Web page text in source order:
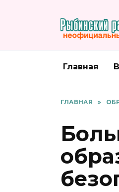
Главная
ГЛАВНАЯ »